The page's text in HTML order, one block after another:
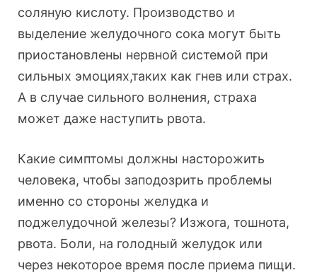
соляную кислоту. Производство и
выделение желудочного сока могут быть
приостановлены нервной системой при
сильных эмоциях,таких как гнев или страх.
А в случае сильного волнения, страха
может даже наступить рвота.
Какие симптомы должны насторожить
человека, чтобы заподозрить проблемы
именно со стороны желудка и
поджелудочной железы? Изжога, тошнота,
рвота. Боли, на голодный желудок или
через некоторое время после приема пищи.